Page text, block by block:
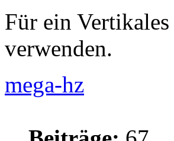
Für ein
verwenden.
mega-hz